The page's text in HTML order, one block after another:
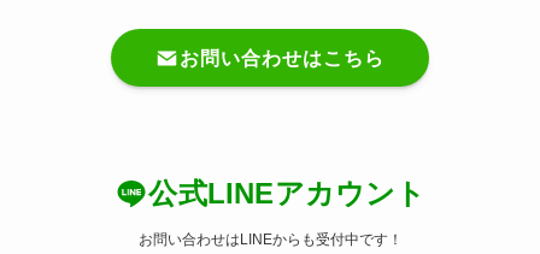
お問い合わせはこちら
公式LINEアカウント
お問い合わせはLINEからも受付中です！